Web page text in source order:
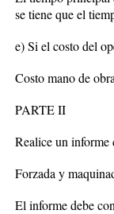
se tiene que el
e) Si el costo del
Costo mano de
PARTE II
Realice un informe
Forzada y
El informe debe